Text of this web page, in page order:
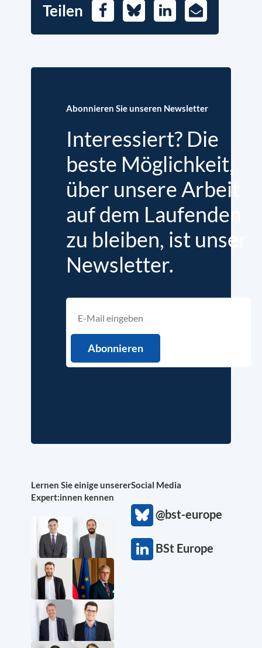
Teilen FacebookBlueskyLinkedIn
E-
Mail
Abonnieren Sie unseren Newsletter
Interessiert? Die
beste Möglichkeit,
über unsere Arbeit
auf dem Laufenden
zu bleiben, ist unser
Newsletter.
Lernen Sie einige unserer
Expert:innen kennen
Social Media
@bst-europe
BSt Europe